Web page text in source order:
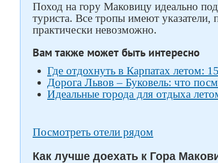
Поход на гору Маковицу идеально
туриста. Все тропы имеют указатели,
практически невозможно.
Вам также может быть интересно
Где отдохнуть в Карпатах летом:
Дорога Львов – Буковель: что
Идеальные города для отдыха
Посмотреть отели рядом
Как лучше доехать к Гора